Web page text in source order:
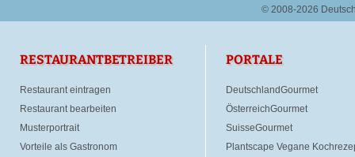
© 2008-2026
RESTAURANTBETREIBER
Restaurant eintragen
Restaurant bearbeiten
Musterportrait
Vorteile als Gastronom
PORTALE
DeutschlandGourmet
ÖsterreichGourmet
SuisseGourmet
Plantscape Vegane